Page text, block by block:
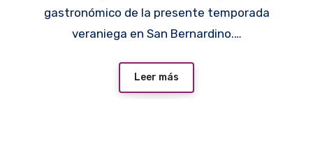
gastronómico de la presente temporada
veraniega en San Bernardino.…
Leer más